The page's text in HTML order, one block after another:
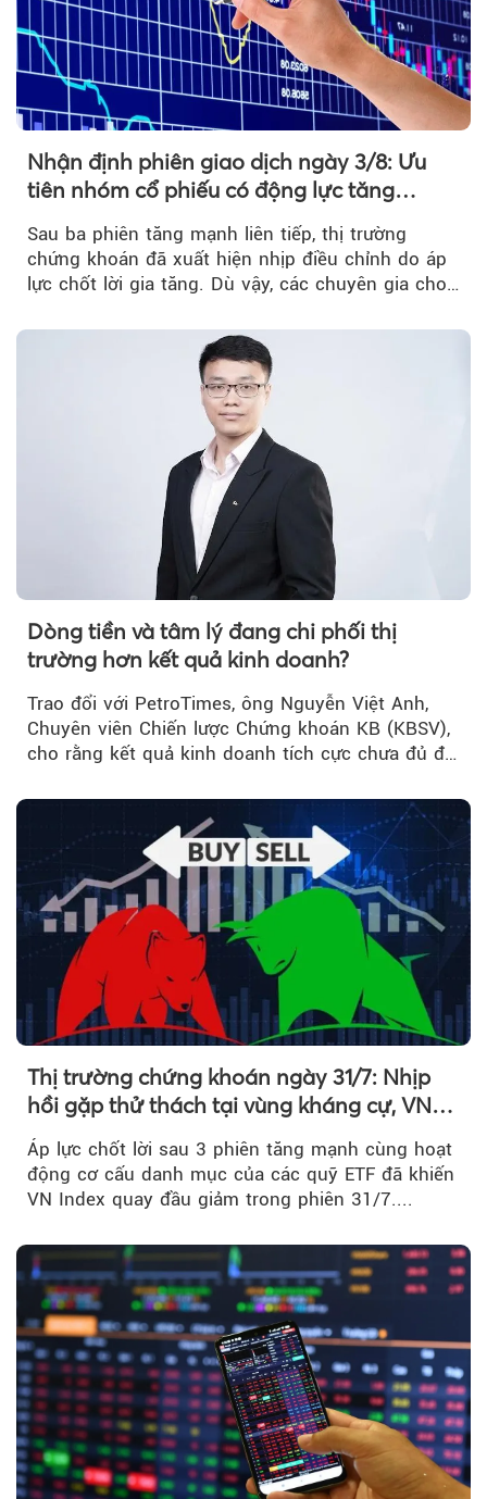
Nhận định phiên giao dịch ngày 3/8: Ưu
tiên nhóm cổ phiếu có động lực tăng
Sau ba phiên tăng mạnh liên tiếp, thị trường
chứng khoán đã xuất hiện nhịp điều chỉnh do áp
lực chốt lời gia tăng. Dù vậy, các chuyên gia cho
Dòng tiền và tâm lý đang chi phối thị
trường hơn kết quả kinh doanh?
Trao đổi với PetroTimes, ông Nguyễn Việt Anh,
Chuyên viên Chiến lược Chứng khoán KB (KBSV),
cho rằng kết quả kinh doanh tích cực chưa đủ để
Thị trường chứng khoán ngày 31/7: Nhịp
hồi gặp thử thách tại vùng kháng cự, VN
Index giảm gần 9 điểm trong phiên cuối...
Áp lực chốt lời sau 3 phiên tăng mạnh cùng hoạt
động cơ cấu danh mục của các quỹ ETF đã khiến
VN Index quay đầu giảm trong phiên 31/7....